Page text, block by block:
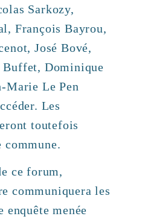
Sarkozy,
François Bayrou,
José Bové,
Buffet, Dominique
Marie Le Pen
Les
toutefois
ce forum,
communiquera les
enquête menée